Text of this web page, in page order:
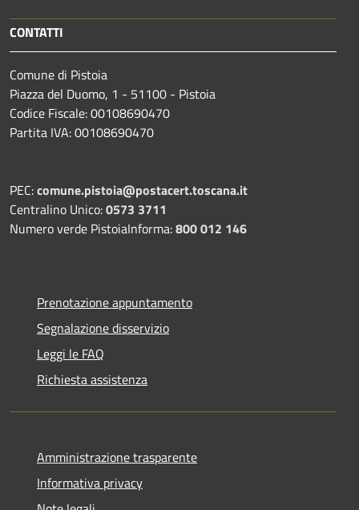
CONTATTI
Comune di Pistoia
Piazza del Duomo, 1 - 51100 - Pistoia
Codice Fiscale: 00108690470
Partita IVA: 00108690470
PEC:comune.pistoia@postacert.toscana.it
Centralino Unico:0573 3711
Numero verde PistoiaInforma:800 012 146
Prenotazione appuntamento
Segnalazione disservizio
Leggi le FAQ
Richiesta assistenza
Amministrazione trasparente
Informativa privacy